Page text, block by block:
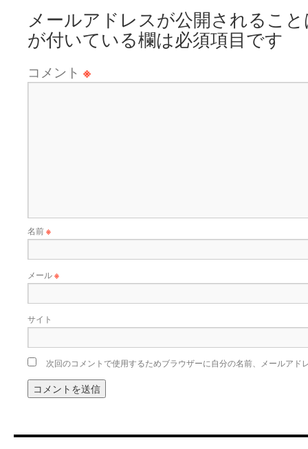
メールアドレスが公開されるこ
が付いている欄は必須項目です
コメント ※
名前※
メール※
サイト
次回のコメントで使用するためブラウザーに自分の名前、メールアド